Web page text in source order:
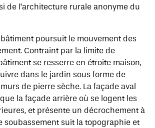
de l’architecture rurale anonyme du
poursuit le mouvement des
Contraint par la limite de
se resserre en étroite maison,
dans le jardin sous forme de
de pierre sèche. La façade aval
la façade arrière où se logent les
et présente un décrochement à
soubassement suit la topographie et